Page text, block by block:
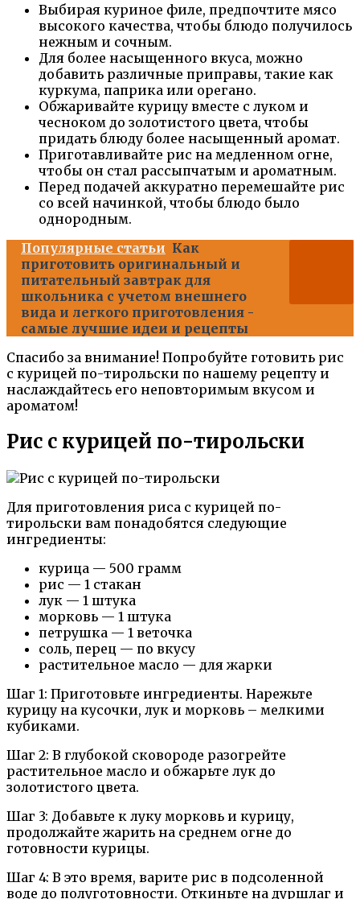
Выбирая куриное филе, предпочтите мясо
высокого качества, чтобы блюдо получилось
нежным и сочным.
Для более насыщенного вкуса, можно
добавить различные приправы, такие как
куркума, паприка или орегано.
Обжаривайте курицу вместе с луком и
чесноком до золотистого цвета, чтобы
придать блюду более насыщенный аромат.
Приготавливайте рис на медленном огне,
чтобы он стал рассыпчатым и ароматным.
Перед подачей аккуратно перемешайте рис
со всей начинкой, чтобы блюдо было
однородным.
Популярные статьи Как
приготовить оригинальный и
питательный завтрак для
школьника с учетом внешнего
вида и легкого приготовления -
самые лучшие идеи и рецепты
Спасибо за внимание! Попробуйте готовить рис
с курицей по-тирольски по нашему рецепту и
наслаждайтесь его неповторимым вкусом и
ароматом!
Рис с курицей по-тирольски
Для приготовления риса с курицей по-
тирольски вам понадобятся следующие
ингредиенты:
курица — 500 грамм
рис — 1 стакан
лук — 1 штука
морковь — 1 штука
петрушка — 1 веточка
соль, перец — по вкусу
растительное масло — для жарки
Шаг 1: Приготовьте ингредиенты. Нарежьте
курицу на кусочки, лук и морковь – мелкими
кубиками.
Шаг 2: В глубокой сковороде разогрейте
растительное масло и обжарьте лук до
золотистого цвета.
Шаг 3: Добавьте к луку морковь и курицу,
продолжайте жарить на среднем огне до
готовности курицы.
Шаг 4: В это время, варите рис в подсоленной
воде до полуготовности. Откиньте на дуршлаг и